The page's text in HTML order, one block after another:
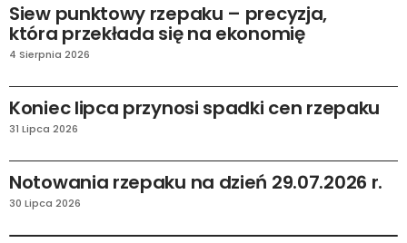
Siew punktowy rzepaku – precyzja,
która przekłada się na ekonomię
4 Sierpnia 2026
Koniec lipca przynosi spadki cen rzepaku
31 Lipca 2026
Notowania rzepaku na dzień 29.07.2026 r.
30 Lipca 2026